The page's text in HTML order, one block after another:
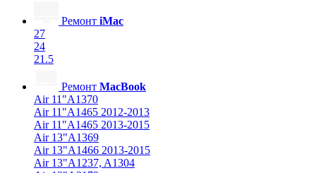
Ремонт iMac
27
24
21.5
Ремонт MacBook
Air 11"A1370
Air 11"A1465 2012-2013
Air 11"A1465 2013-2015
Air 13"A1369
Air 13"A1466 2013-2015
Air 13"A1237, A1304